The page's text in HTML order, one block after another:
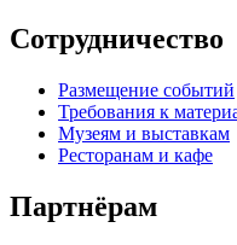
Сотрудничество
Размещение событий
Требования к
Музеям и выставкам
Ресторанам и кафе
Партнёрам